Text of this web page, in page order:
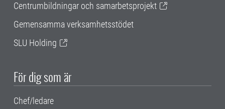
Centrumbildningar och samarbetsprojekt
Gemensamma verksamhetsstödet
SLU Holding
För dig som är
Chef/ledare